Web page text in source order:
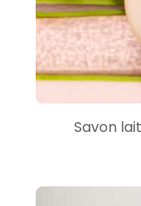
Savon